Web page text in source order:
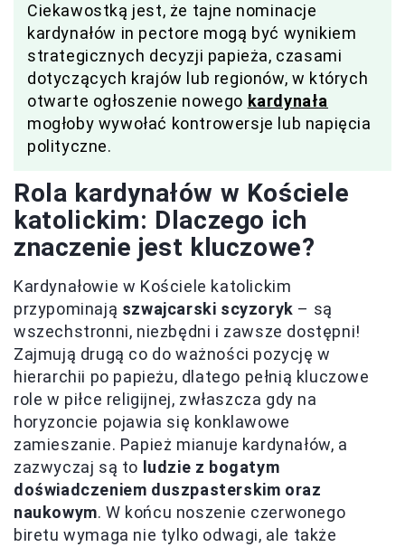
Ciekawostką jest, że tajne nominacje
kardynałów in pectore mogą być wynikiem
strategicznych decyzji papieża, czasami
dotyczących krajów lub regionów, w których
otwarte ogłoszenie nowego kardynała
mogłoby wywołać kontrowersje lub napięcia
polityczne.
Rola kardynałów w Kościele
katolickim: Dlaczego ich
znaczenie jest kluczowe?
Kardynałowie w Kościele katolickim
przypominają szwajcarski scyzoryk – są
wszechstronni, niezbędni i zawsze dostępni!
Zajmują drugą co do ważności pozycję w
hierarchii po papieżu, dlatego pełnią kluczowe
role w piłce religijnej, zwłaszcza gdy na
horyzoncie pojawia się konklawowe
zamieszanie. Papież mianuje kardynałów, a
zazwyczaj są to ludzie z bogatym
doświadczeniem duszpasterskim oraz
naukowym. W końcu noszenie czerwonego
biretu wymaga nie tylko odwagi, ale także